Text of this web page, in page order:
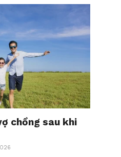
chồng sau khi